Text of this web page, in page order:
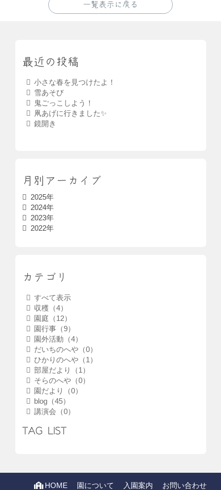
一覧表示に戻る
最近の投稿
小さな春を見つけたよ！
雪あそび
鬼ごっこしよう！
凧あげに行きました✨
鏡開き
月別アーカイブ
2025年
2024年
2023年
2022年
カテゴリ
すべて表示
収穫（4）
園庭（12）
園行事（9）
園外活動（4）
だいちのへや（0）
ひかりのへや（1）
部屋だより（1）
そらのへや（0）
園だより（0）
blog（45）
講演会（0）
TAG LIST
HOME 園について 入園案内 お問い合わせ